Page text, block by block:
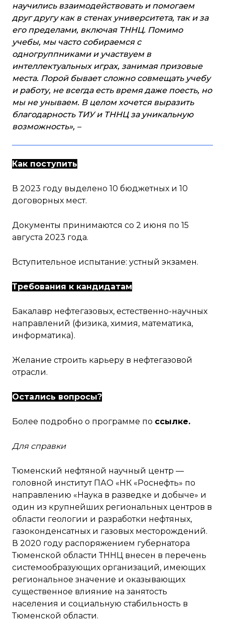
научились взаимодействовать и помогаем
друг другу как в стенах университета, так и за
его пределами, включая ТННЦ. Помимо
учебы, мы часто собираемся с
одногруппниками и участвуем в
интеллектуальных играх, занимая призовые
места. Порой бывает сложно совмещать учебу
и работу, не всегда есть время даже поесть, но
мы не унываем. В целом хочется выразить
благодарность ТИУ и ТННЦ за уникальную
возможность», –
Как поступить
В 2023 году выделено 10 бюджетных и 10
договорных мест.
Документы принимаются со 2 июня по 15
августа 2023 года.
Вступительное испытание: устный экзамен.
Требования к кандидатам
Бакалавр нефтегазовых, естественно-научных
направлений (физика, химия, математика,
информатика).
Желание строить карьеру в нефтегазовой
отрасли.
Остались вопросы?
Более подробно о программе по ссылке.
Для справки
Тюменский нефтяной научный центр —
головной институт ПАО «НК «Роснефть» по
направлению «Наука в разведке и добыче» и
один из крупнейших региональных центров в
области геологии и разработки нефтяных,
газоконденсатных и газовых месторождений.
В 2020 году распоряжением губернатора
Тюменской области ТННЦ внесен в перечень
системообразующих организаций, имеющих
региональное значение и оказывающих
существенное влияние на занятость
населения и социальную стабильность в
Тюменской области.